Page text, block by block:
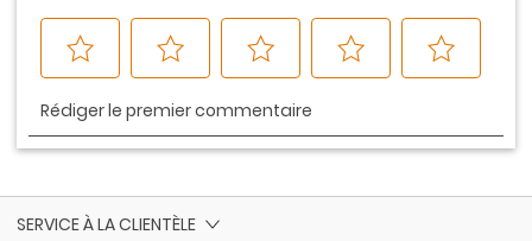
SERVICE À LA CLIENTÈLE